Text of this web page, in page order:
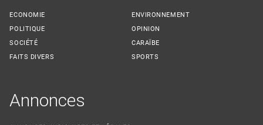
ECONOMIE
POLITIQUE
SOCIÉTÉ
FAITS DIVERS
ENVIRONNEMENT
OPINION
CARAÏBE
SPORTS
Annonces